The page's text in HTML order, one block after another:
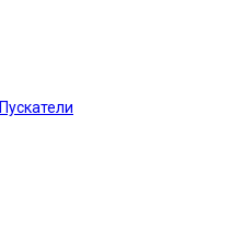
Пускатели